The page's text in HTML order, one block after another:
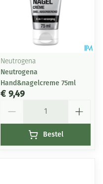
Neutrogena
Neutrogena
Hand&nagelcreme 75ml
€ 9,49
Bestel